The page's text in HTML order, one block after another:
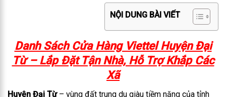
NỘI DUNG BÀI VIẾT
Danh Sách Cửa Hàng Viettel Huyện Đại
Từ – Lắp Đặt Tận Nhà, Hỗ Trợ Khắp Các
Xã
Huyện Đại Từ– vùng đất trung du giàu tiềm năng của tỉnh